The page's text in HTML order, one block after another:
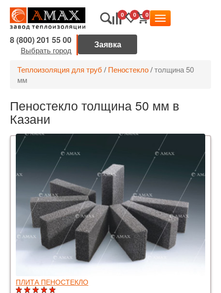
0 0 0
8 (800) 201 55 00
Выбрать город
Теплоизоляция для труб / Пеностекло/толщина 50
мм
Пеностекло толщина 50 мм в
Казани
ПЛИТА ПЕНОСТЕКЛО